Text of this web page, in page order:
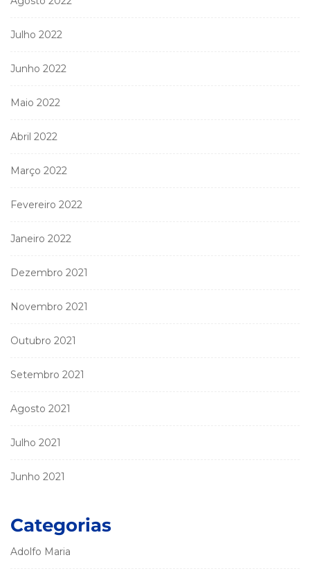
Julho 2022
Junho 2022
Maio 2022
Abril 2022
Março 2022
Fevereiro 2022
Janeiro 2022
Dezembro 2021
Novembro 2021
Outubro 2021
Setembro 2021
Agosto 2021
Julho 2021
Junho 2021
Categorias
Adolfo Maria